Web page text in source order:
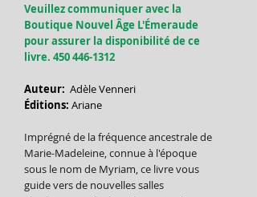
Veuillez communiquer avec la
Boutique Nouvel Âge L'Émeraude
pour assurer la disponibilité de ce
livre. 450 446-1312
Auteur: Adèle Venneri
Éditions: Ariane
Imprégné de la fréquence ancestrale de
Marie-Madeleine, connue à l'époque
sous le nom de Myriam, ce livre vous
guide vers de nouvelles salles